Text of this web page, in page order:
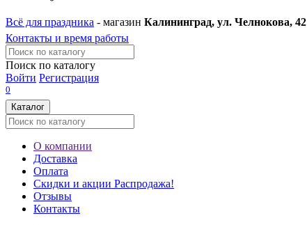
Всё для праздника - магазин Калининград, ул. Челнокова, 42
Контакты и время работы
Поиск по каталогу
Войти Регистрация
0
Каталог
О компании
Доставка
Оплата
Скидки и акции Распродажа!
Отзывы
Контакты